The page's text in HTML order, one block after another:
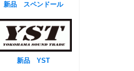
新品 スペンドール
新品 YST